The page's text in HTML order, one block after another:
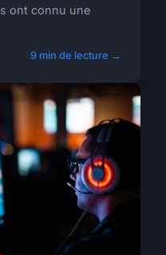
ont connu une
9 min de lecture →